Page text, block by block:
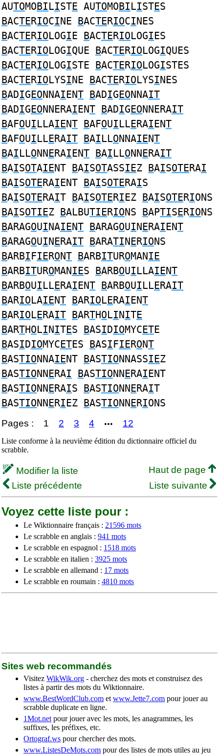
AUTOMOBILISTE AUTOMOBILISTES
BACTERIOCINE BACTERIOCINES
BACTERIOLOGIE BACTERIOLOGIES
BACTERIOLOGIQUE BACTERIOLOGIQUES
BACTERIOLOGISTE BACTERIOLOGISTES
BACTERIOLYSINE BACTERIOLYSINES
BADIGEONNAIENT BADIGEONNAIT
BADIGEONNERAIENT BADIGEONNERAIT
BAFOUILLAIENT BAFOUILLERAIENT
BAFOUILLERAIT BAILLONNAIENT
BAILLONNERAIENT BAILLONNERAIT
BAISOTAIENT BAISOTASSIEZ BAISOTERAI
BAISOTERAIENT BAISOTERAIS
BAISOTERAIT BAISOTERIEZ BAISOTERIONS
BAISOTIEZ BALBUTIERIONS BAPTISERIONS
BARAGOUINAIENT BARAGOUINERAIENT
BARAGOUINERAIT BARATINERIONS
BARBIFIERONT BARBITUROMANIE
BARBITUROMANIES BARBOUILLAIENT
BARBOUILLERAIENT BARBOUILLERAIT
BARIOLAIENT BARIOLERAIENT
BARIOLERAIT BARTHOLINITE
BARTHOLINITES BASIDIOMYCETE
BASIDIOMYCETES BASIFIERONT
BASTIONNAIENT BASTIONNASSIEZ
BASTIONNERAI BASTIONNERAIENT
BASTIONNERAIS BASTIONNERAIT
BASTIONNERIEZ BASTIONNERIONS
Pages : 1 2 3 4 ••• 12
Liste conforme à la neuvième édition du dictionnaire officiel du
scrabble.
Modifier la liste
Haut de page
Liste précédente
Liste suivante
Voyez cette liste pour :
Le Wiktionnaire français : 21596 mots
Le scrabble en anglais : 941 mots
Le scrabble en espagnol : 1518 mots
Le scrabble en italien : 3925 mots
Le scrabble en allemand : 17 mots
Le scrabble en roumain : 4810 mots
Sites web recommandés
Visitez WikWik.org - cherchez des mots et construisez des
listes à partir des mots du Wiktionnaire.
www.BestWordClub.com et www.Jette7.com pour jouer au
scrabble duplicate en ligne.
1Mot.net pour jouer avec les mots, les anagrammes, les
suffixes, les préfixes, etc.
Ortograf.ws pour chercher des mots.
www.ListesDeMots.com pour des listes de mots utiles au jeu